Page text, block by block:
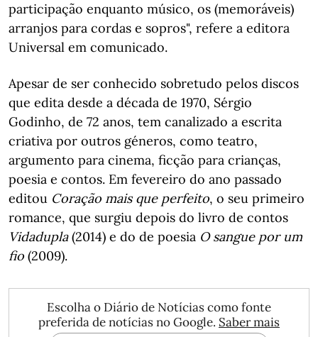
participação enquanto músico, os (memoráveis)
arranjos para cordas e sopros", refere a editora
Universal em comunicado.
Apesar de ser conhecido sobretudo pelos discos
que edita desde a década de 1970, Sérgio
Godinho, de 72 anos, tem canalizado a escrita
criativa por outros géneros, como teatro,
argumento para cinema, ficção para crianças,
poesia e contos. Em fevereiro do ano passado
editou Coração mais que perfeito, o seu primeiro
romance, que surgiu depois do livro de contos
Vidadupla(2014) e do de poesia O sangue por um
fio (2009).
Escolha o Diário de Notícias como fonte
preferida de notícias no Google. Saber mais